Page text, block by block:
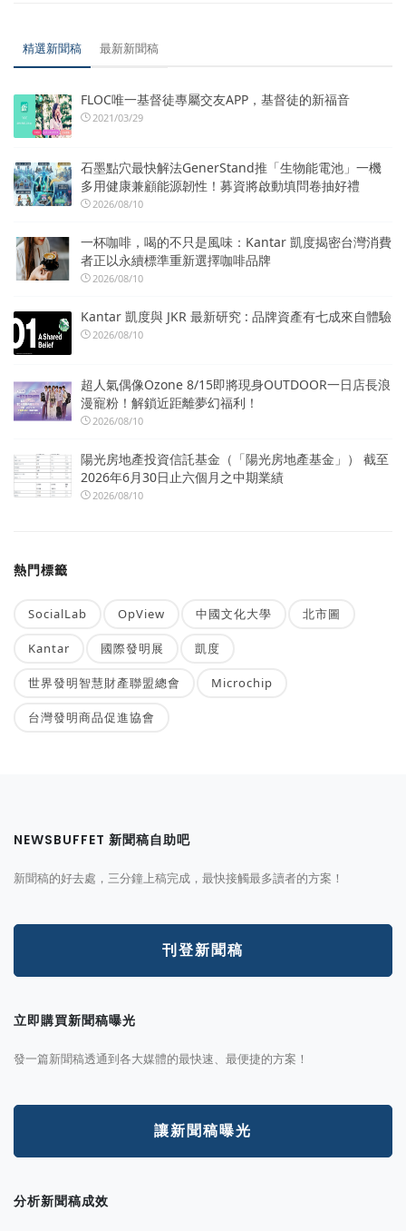
精選新聞稿 最新新聞稿
FLOC唯一基督徒專屬交友APP，基督徒的新福音
2021/03/29
石墨點穴最快解法GenerStand推「生物能電池」一機
多用健康兼顧能源韌性！募資將啟動填問卷抽好禮
2026/08/10
一杯咖啡，喝的不只是風味：Kantar 凱度揭密台灣消費
者正以永續標準重新選擇咖啡品牌
2026/08/10
Kantar 凱度與 JKR 最新研究 : 品牌資產有七成來自體驗
2026/08/10
超人氣偶像Ozone 8/15即將現身OUTDOOR一日店長浪
漫寵粉！解鎖近距離夢幻福利！
2026/08/10
陽光房地產投資信託基金（「陽光房地產基金」） 截至
2026年6月30日止六個月之中期業績
2026/08/10
熱門標籤
SocialLab OpView 中國文化大學 北市圖
Kantar 國際發明展 凱度
世界發明智慧財產聯盟總會 Microchip
台灣發明商品促進協會
NEWSBUFFET 新聞稿自助吧
新聞稿的好去處，三分鐘上稿完成，最快接觸最多讀者的方案！
刊登新聞稿
立即購買新聞稿曝光
發一篇新聞稿透通到各大媒體的最快速、最便捷的方案！
讓新聞稿曝光
分析新聞稿成效